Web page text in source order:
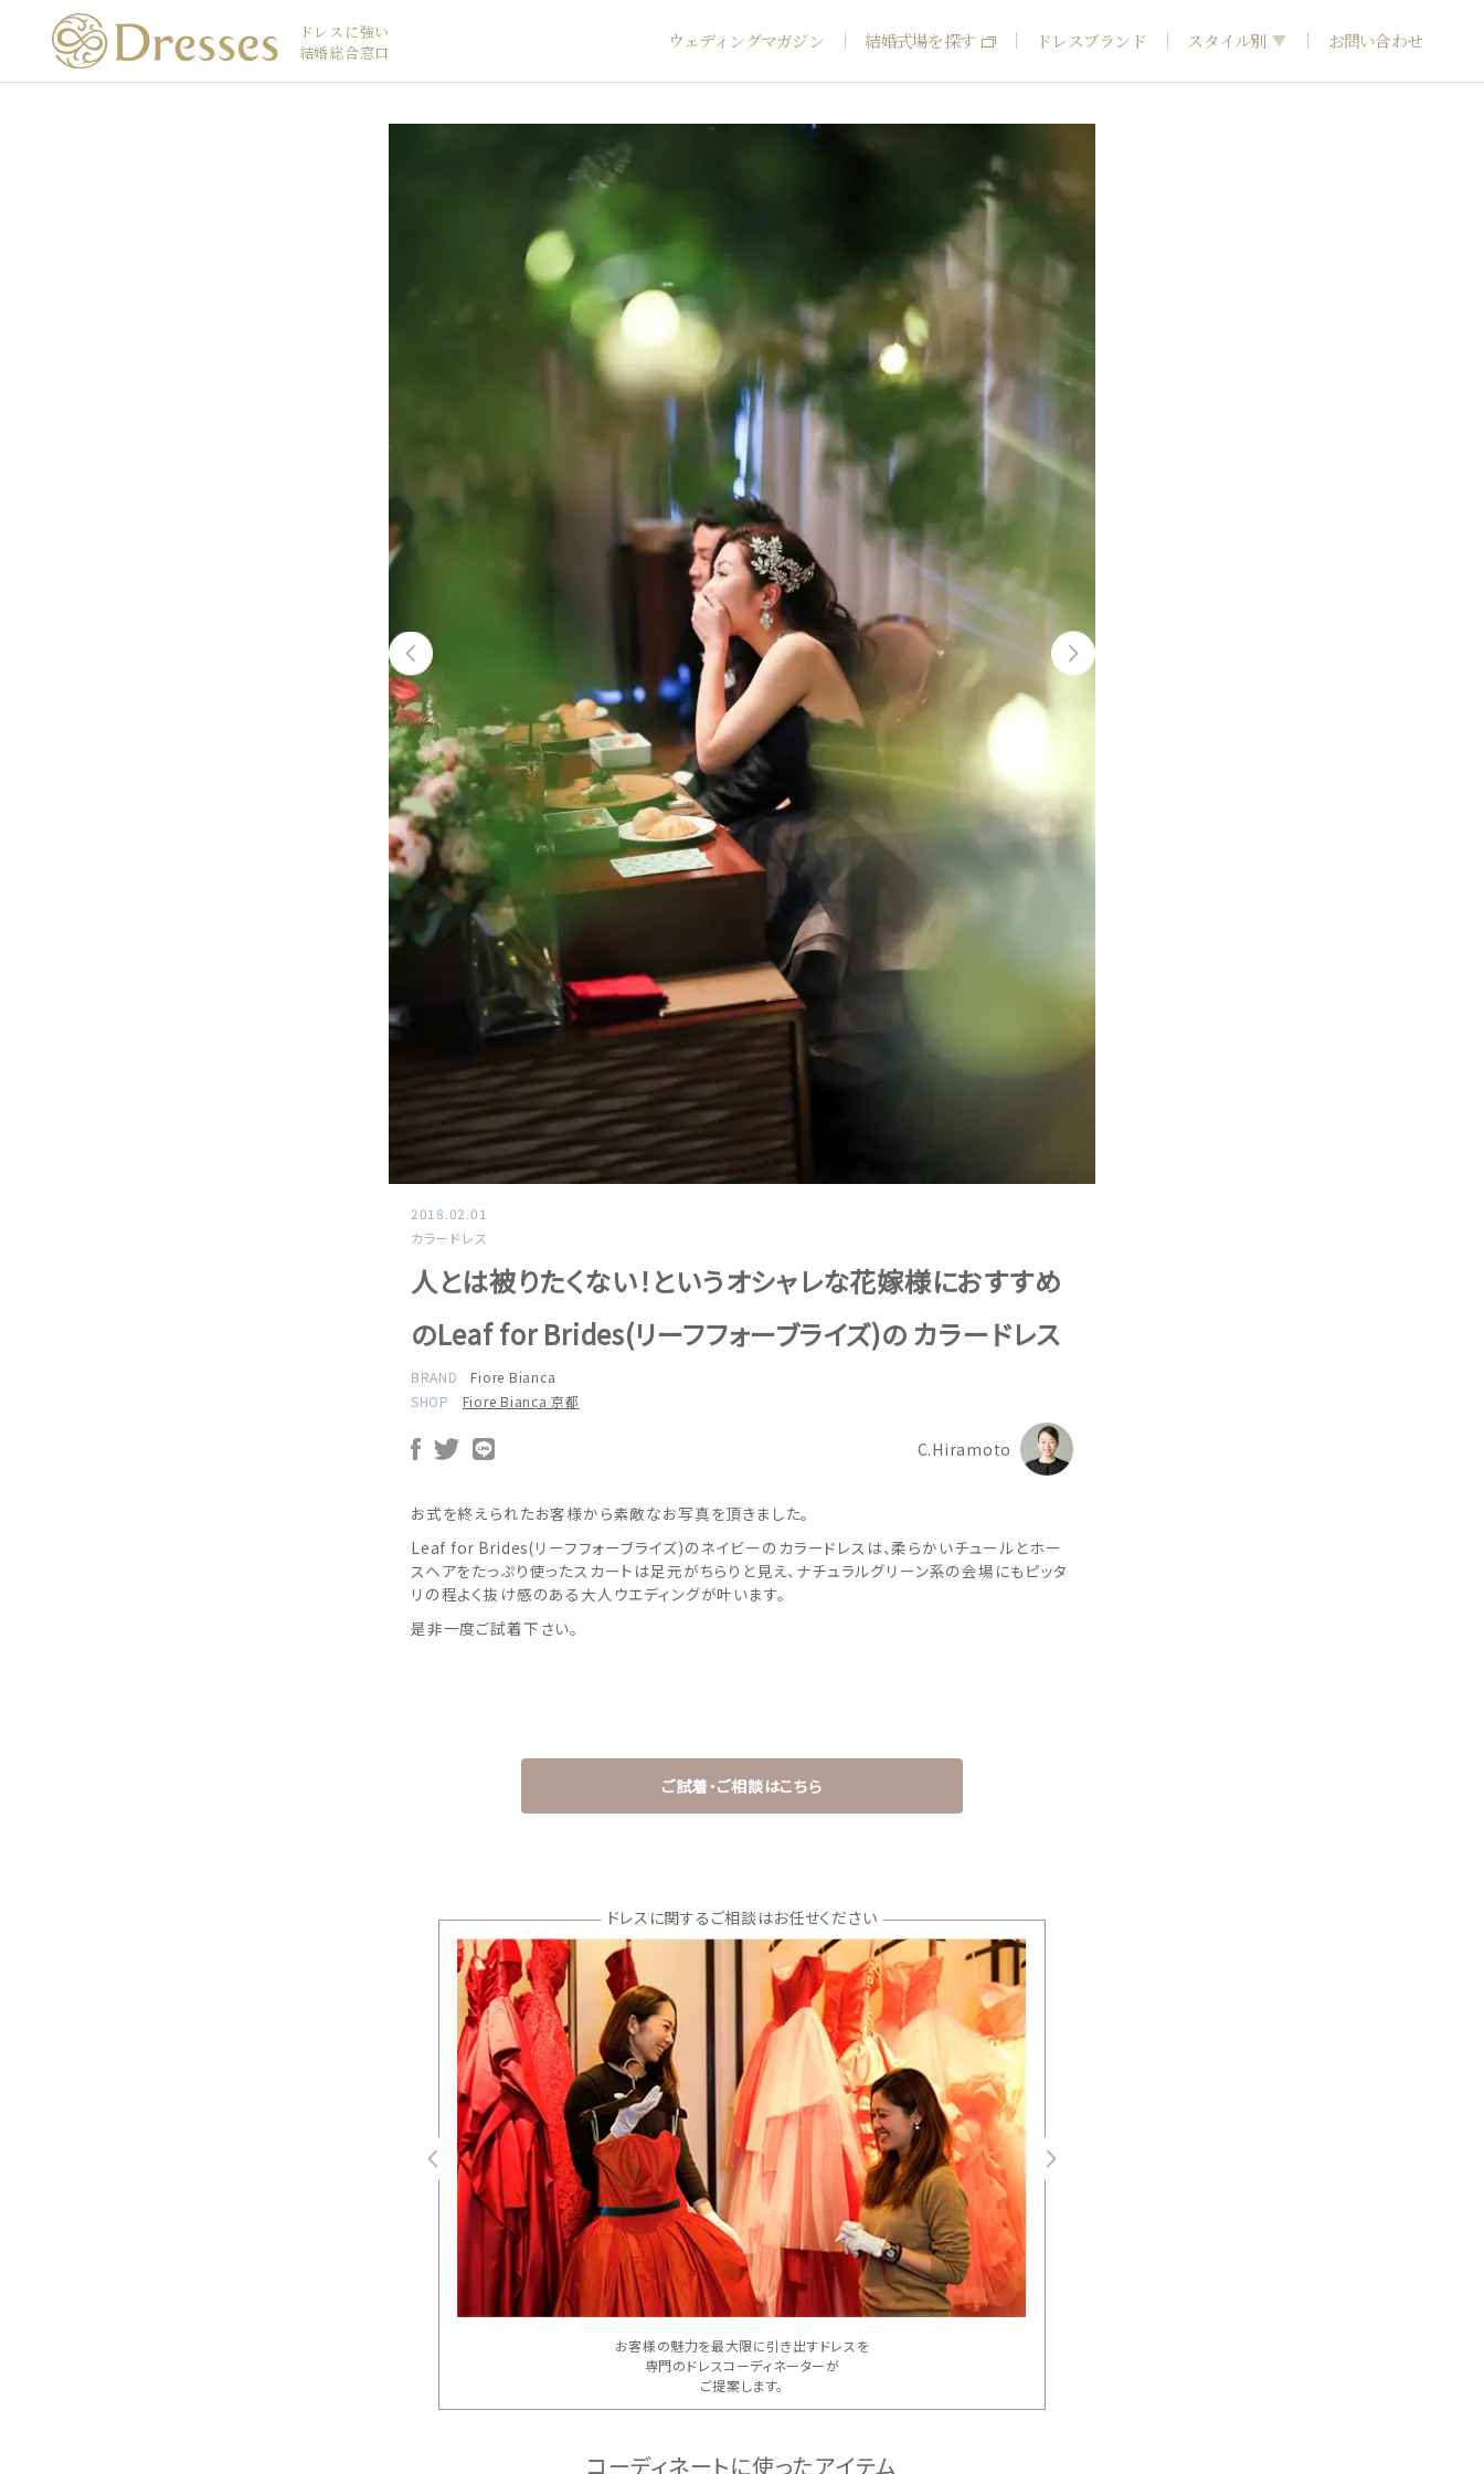
ドレスに強い
結婚総合窓口
ウェディングマガジン 結婚式場を探す ドレスブランド スタイル別 お問い合わせ
2018.02.01
カラードレス
人とは被りたくない！というオシャレな花嫁様におすすめ
のLeaf for Brides(リーフフォーブライズ)の カラードレス
BRAND
Fiore Bianca
SHOP
Fiore Bianca 京都
C.Hiramoto
お式を終えられたお客様から素敵なお写真を頂きました。
Leaf for Brides(リーフフォーブライズ)のネイビーのカラードレスは、柔らかいチュールとホー
スヘアをたっぷり使ったスカートは足元がちらりと見え、ナチュラルグリーン系の会場にもピッタ
リの程よく抜け感のある大人ウエディングが叶います。
是非一度ご試着下さい。
ご試着・ご相談はこちら
ドレスに関するご相談はお任せください
お客様の魅力を最大限に引き出すドレスを
専門のドレスコーディネーターが
ご提案します。
コーディネートに使ったアイテム